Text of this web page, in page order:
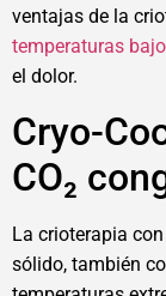
ventajas de la
temperaturas
el dolor.
Cryo-
CO₂
La crioterapia
sólido, también